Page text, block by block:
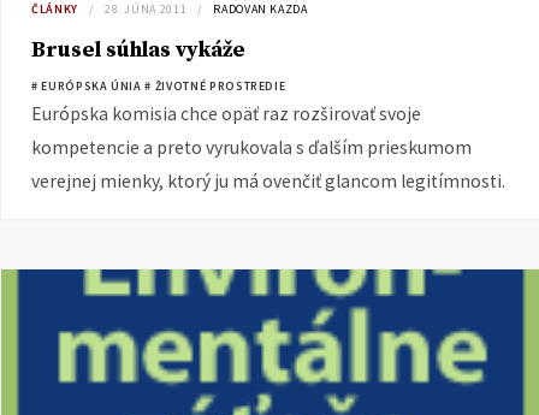
ČLÁNKY 28. JÚNA 2011 RADOVAN KAZDA
Brusel súhlas vykáže
# EURÓPSKA ÚNIA # ŽIVOTNÉ PROSTREDIE
Európska komisia chce opäť raz rozširovať svoje
kompetencie a preto vyrukovala s ďalším prieskumom
verejnej mienky, ktorý ju má ovenčiť glancom legitímnosti.